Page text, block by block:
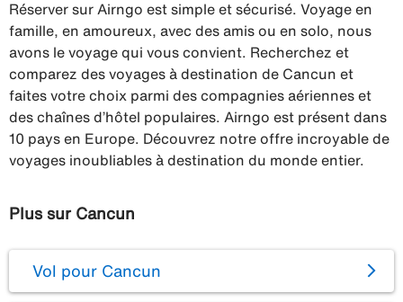
Réserver sur Airngo est simple et sécurisé. Voyage en
famille, en amoureux, avec des amis ou en solo, nous
avons le voyage qui vous convient. Recherchez et
comparez des voyages à destination de Cancun et
faites votre choix parmi des compagnies aériennes et
des chaînes d’hôtel populaires. Airngo est présent dans
10 pays en Europe. Découvrez notre offre incroyable de
voyages inoubliables à destination du monde entier.
Plus sur Cancun
Vol pour Cancun